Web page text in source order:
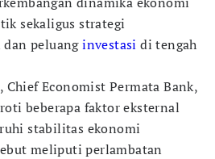
sekaligus strategi
dan peluanginvestasi di tengah
Chief Economist Permata Bank,
beberapa faktor eksternal
stabilitas ekonomi
meliputi perlambatan